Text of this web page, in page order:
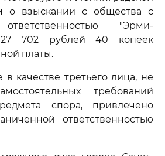
о взыскании с общества с
"Эрми-
702 рублей 40 копеек
платы.
качестве третьего лица, не
требований
спора, привлечено
ответственностью